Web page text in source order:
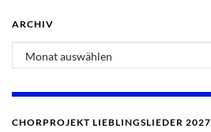
ARCHIV
Archiv
CHORPROJEKT LIEBLINGSLIEDER 2027